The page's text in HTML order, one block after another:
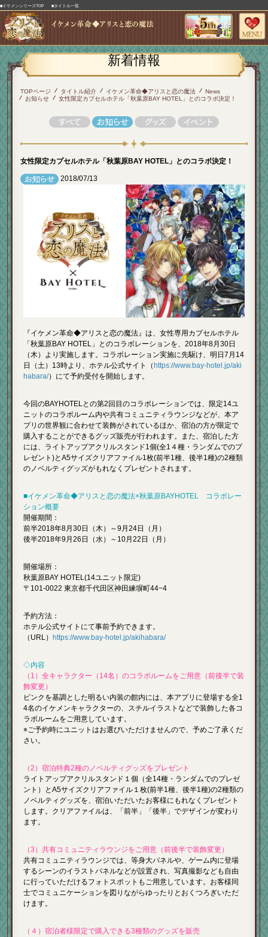
■イケメンシリーズTOP ■タイトル一覧
新着情報
TOPページ タイトル紹介 イケメン革命◆アリスと恋の魔法
News
お知らせ
女性限定カプセルホテル「秋葉原BAY HOTEL」とのコラボ決定！
女性限定カプセルホテル「秋葉原BAY HOTEL」とのコラボ決定！
2018/07/13
『イケメン革命◆アリスと恋の魔法』は、女性専用カプセルホテル
「秋葉原BAY HOTEL」とのコラボレーションを、2018年8月30日
（木）より実施します。コラボレーション実施に先駆け、明日7月14
日（土）13時より、ホテル公式サイト（ https://www.bay-hotel.jp/aki
habara/）にて予約受付を開始します。
今回のBAYHOTELとの第2回目のコラボレーションでは、限定14ユ
ニットのコラボルーム内や共有コミュニティラウンジなどが、本ア
プリの世界観に合わせて装飾がされているほか、宿泊の方が限定で
購入することができるグッズ販売が行われます。また、宿泊した方
には、ライトアップアクリルスタンド1個(全1４種・ランダムでのプ
レゼント)とA5サイズクリアファイル1枚(前半1種、後半1種)の2種類
のノベルティグッズがもれなくプレゼントされます。
■イケメン革命◆アリスと恋の魔法×秋葉原BAYHOTEL コラボレー
ション概要
開催期間：
前半2018年8月30日（木）～9月24日（月）
後半2018年9月26日（水）～10月22日（月）
開催場所：
秋葉原BAY HOTEL(14ユニット限定)
〒101-0022 東京都千代田区神田練塀町44−4
予約方法：
ホテル公式サイトにて事前予約できます。
（URL）
https://www.bay-hotel.jp/akihabara/
◇内容
（1）全キャラクター（14名）のコラボルームをご用意（前後半で装
飾変更）
ピンクを基調とした明るい内装の館内には、本アプリに登場する全1
4名のイケメンキャラクターの、スチルイラストなどで装飾した各コ
ラボルームをご用意しています。
※ご予約時にユニットはお選びいただけませんので、予めご了承くだ
さい。
（2）宿泊特典2種のノベルティグッズをプレゼント
ライトアップアクリルスタンド１個（全14種・ランダムでのプレゼ
ント）とA5サイズクリアファイル１枚(前半1種、後半1種)の2種類の
ノベルティグッズを、宿泊いただいたお客様にもれなくプレゼント
します。クリアファイルは、「前半」「後半」でデザインが変わり
ます。
（3）共有コミュニティラウンジをご用意（前後半で装飾変更）
共有コミュニティラウンジでは、等身大パネルや、ゲーム内に登場
するシーンのイラストパネルなどが設置され、写真撮影なども自由
に行っていただけるフォトスポットもご用意しています。お客様同
士でコミュニケーションを図りながらゆったりとおくつろぎいただ
けます。
（４）宿泊者様限定で購入できる3種類のグッズを販売